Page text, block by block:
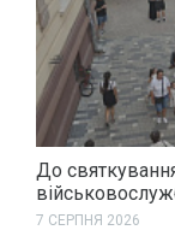
До
7 СЕРПНЯ 2026